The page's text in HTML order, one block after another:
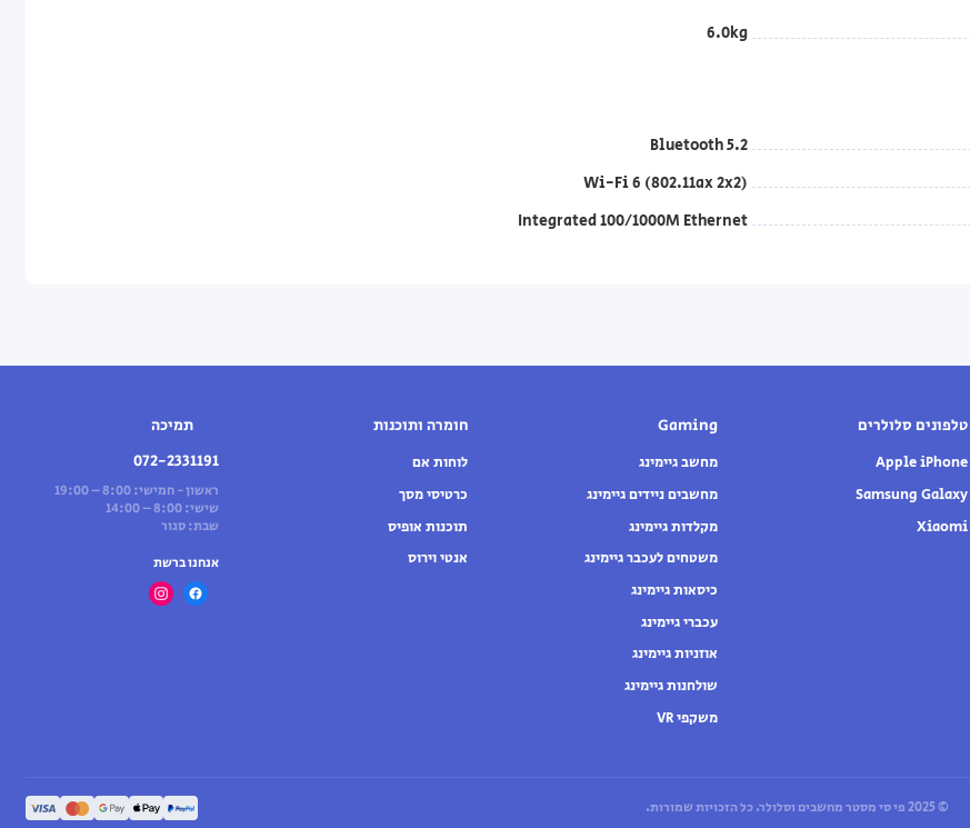
6.0kg
Bluetooth 5.2
Wi-Fi 6 (802.11ax 2x2)
Integrated 100/1000M Ethernet
טלפונים סלולרים
Apple iPhone
Samsung Galaxy
Xiaomi
Gaming
מחשב גיימינג
מחשבים ניידים גיימינג
מקלדות גיימינג
משטחים לעכבר גיימינג
כיסאות גיימינג
עכברי גיימינג
אוזניות גיימינג
שולחנות גיימינג
משקפי VR
חומרה ותוכנות
לוחות אם
כרטיסי מסך
תוכנות אופיס
אנטי וירוס
תמיכה
072-2331191
ראשון - חמישי: 8:00 – 19:00
שישי: 8:00 – 14:00
שבת: סגור
אנחנו ברשת
© 2025 פי סי מסטר מחשבים וסלולר. כל הזכויות שמורות.